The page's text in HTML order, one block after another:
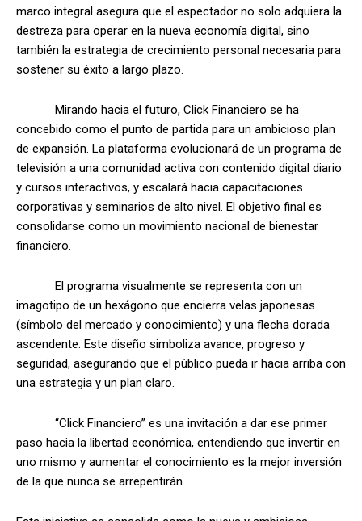
marco integral asegura que el espectador no solo adquiera la
destreza para operar en la nueva economía digital, sino
también la estrategia de crecimiento personal necesaria para
sostener su éxito a largo plazo.
Mirando hacia el futuro, Click Financiero se ha
concebido como el punto de partida para un ambicioso plan
de expansión. La plataforma evolucionará de un programa de
televisión a una comunidad activa con contenido digital diario
y cursos interactivos, y escalará hacia capacitaciones
corporativas y seminarios de alto nivel. El objetivo final es
consolidarse como un movimiento nacional de bienestar
financiero.
El programa visualmente se representa con un
imagotipo de un hexágono que encierra velas japonesas
(símbolo del mercado y conocimiento) y una flecha dorada
ascendente. Este diseño simboliza avance, progreso y
seguridad, asegurando que el público pueda ir hacia arriba con
una estrategia y un plan claro.
“Click Financiero” es una invitación a dar ese primer
paso hacia la libertad económica, entendiendo que invertir en
uno mismo y aumentar el conocimiento es la mejor inversión
de la que nunca se arrepentirán.